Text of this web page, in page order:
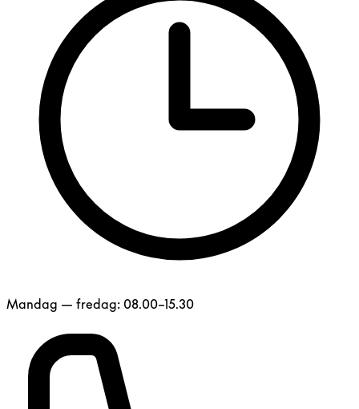
Mandag — fredag: 08.00–15.30